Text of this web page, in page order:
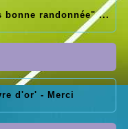
bonne randonnée" ...
d'or' - Merci